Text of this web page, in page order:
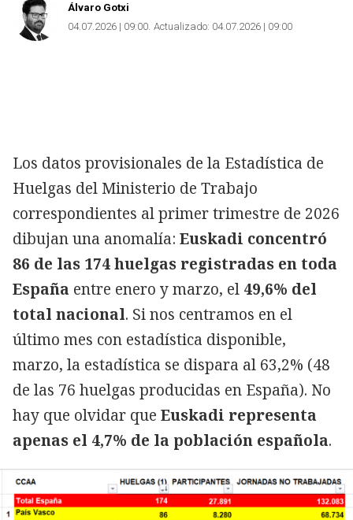
Álvaro Gotxi
04.07.2026 | 09:00 Actualizado: 04.07.2026 | 09:00
Los datos provisionales de la Estadística de
Huelgas del Ministerio de Trabajo
correspondientes al primer trimestre de 2026
dibujan una anomalía: Euskadi concentró
86 de las 174 huelgas registradas en toda
España entre enero y marzo, el 49,6% del
total nacional. Si nos centramos en el
último mes con estadística disponible,
marzo, la estadística se dispara al 63,2% (48
de las 76 huelgas producidas en España). No
hay que olvidar que Euskadi representa
apenas el 4,7% de la población española.